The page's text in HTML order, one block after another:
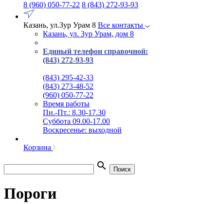
8 (960) 050-77-22 8 (843) 272-93-93
Казань, ул.Зур Урам 8 Все контакты
Казань, ул. Зур Урам, дом 8
Единый телефон справочной:
(843) 272-93-93
(843) 295-42-33
(843) 273-48-52
(960) 050-77-22
Время работы
Пн.-Пт.: 8.30-17.30
Суббота 09.00-17.00
Воскресенье: выходной
Корзина
search Поиск
Пороги